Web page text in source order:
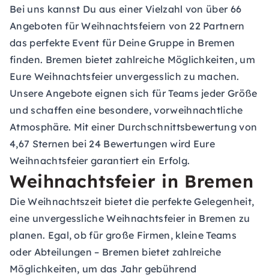
Bei uns kannst Du aus einer Vielzahl von über 66
Angeboten für Weihnachtsfeiern von 22 Partnern
das perfekte Event für Deine Gruppe in Bremen
finden. Bremen bietet zahlreiche Möglichkeiten, um
Eure Weihnachtsfeier unvergesslich zu machen.
Unsere Angebote eignen sich für Teams jeder Größe
und schaffen eine besondere, vorweihnachtliche
Atmosphäre. Mit einer Durchschnittsbewertung von
4,67 Sternen bei 24 Bewertungen wird Eure
Weihnachtsfeier garantiert ein Erfolg.
Weihnachtsfeier in Bremen
Die Weihnachtszeit bietet die perfekte Gelegenheit,
eine unvergessliche Weihnachtsfeier in Bremen zu
planen. Egal, ob für große Firmen, kleine Teams
oder Abteilungen – Bremen bietet zahlreiche
Möglichkeiten, um das Jahr gebührend